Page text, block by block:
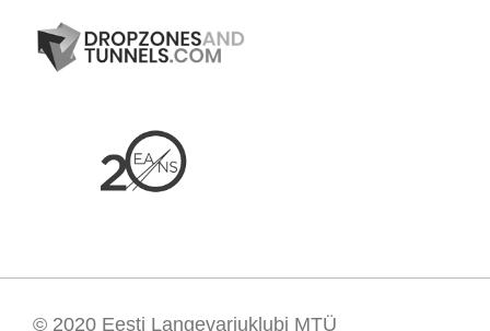
© 2020 Eesti Langevarjuklubi MTÜ